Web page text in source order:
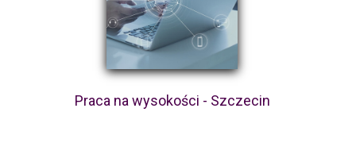
Praca na wysokości - Szczecin